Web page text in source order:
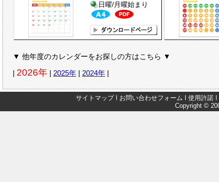
日曜/月曜始まり
▼ 他年度のカレンダーをお探しの方はこちら ▼
2026年 2025年 2024年
サイトマップl お問い合わせフォーム 使用許諾
Copyright ©